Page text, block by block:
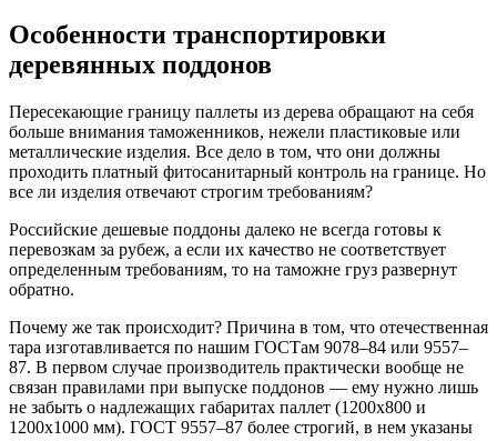
Особенности транспортировки
деревянных поддонов
Пересекающие границу паллеты из дерева обращают на себя
больше внимания таможенников, нежели пластиковые или
металлические изделия. Все дело в том, что они должны
проходить платный фитосанитарный контроль на границе. Но
все ли изделия отвечают строгим требованиям?
Российские дешевые поддоны далеко не всегда готовы к
перевозкам за рубеж, а если их качество не соответствует
определенным требованиям, то на таможне груз развернут
обратно.
Почему же так происходит? Причина в том, что отечественная
тара изготавливается по нашим ГОСТам 9078–84 или 9557–
87. В первом случае производитель практически вообще не
связан правилами при выпуске поддонов — ему нужно лишь
не забыть о надлежащих габаритах паллет (1200х800 и
1200х1000 мм). ГОСТ 9557–87 более строгий, в нем указаны